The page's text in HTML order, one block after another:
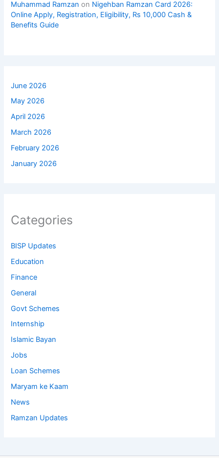
Muhammad Ramzan on Nigehban Ramzan Card 2026:
Online Apply, Registration, Eligibility, Rs 10,000 Cash &
Benefits Guide
June 2026
May 2026
April 2026
March 2026
February 2026
January 2026
Categories
BISP Updates
Education
Finance
General
Govt Schemes
Internship
Islamic Bayan
Jobs
Loan Schemes
Maryam ke Kaam
News
Ramzan Updates